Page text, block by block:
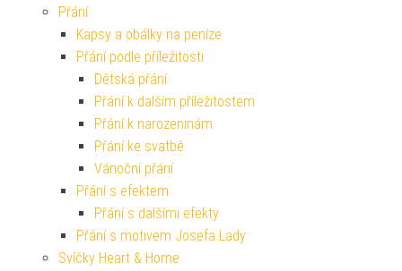
Přání
Kapsy a obálky na peníze
Přání podle příležitosti
Dětská přání
Přání k dalším příležitostem
Přání k narozeninám
Přání ke svatbě
Vánoční přání
Přání s efektem
Přání s dalšími efekty
Přání s motivem Josefa Lady
Svíčky Heart & Home